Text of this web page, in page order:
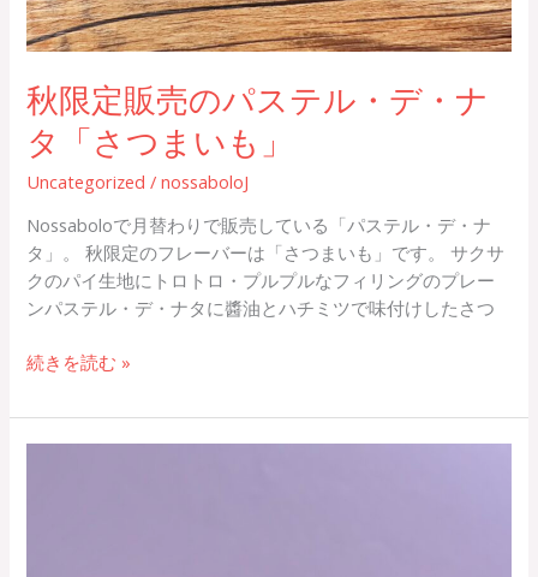
秋限定販売のパステル・デ・ナ
タ「さつまいも」
Uncategorized /nossaboloJ
Nossaboloで月替わりで販売している「パステル・デ・ナ
タ」。 秋限定のフレーバーは「さつまいも」です。 サクサ
クのパイ生地にトロトロ・プルプルなフィリングのプレー
ンパステル・デ・ナタに醬油とハチミツで味付けしたさつ
続きを読む »